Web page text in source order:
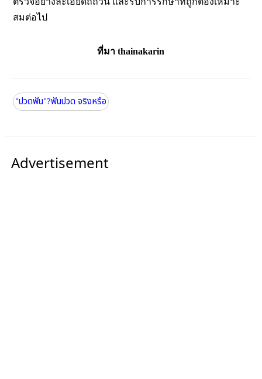
สมต่อไป
ที่มา thainakarin
"ปวดฟัน"?ฟันปวด จริงหรือ
Advertisement